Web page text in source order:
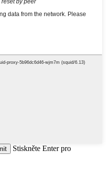
Stiskněte Enter pro